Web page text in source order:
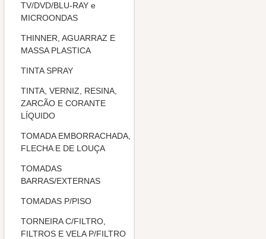
TV/DVD/BLU-RAY e
MICROONDAS
THINNER, AGUARRAZ E
MASSA PLASTICA
TINTA SPRAY
TINTA, VERNIZ, RESINA,
ZARCÃO E CORANTE
LÍQUIDO
TOMADA EMBORRACHADA,
FLECHA E DE LOUÇA
TOMADAS
BARRAS/EXTERNAS
TOMADAS P/PISO
TORNEIRA C/FILTRO,
FILTROS E VELA P/FILTRO